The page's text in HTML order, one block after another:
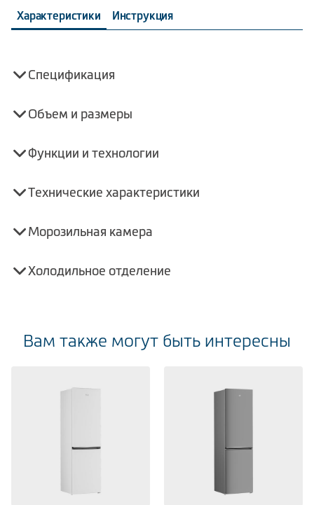
Характеристики Инструкция
Спецификация
Объем и размеры
Функции и технологии
Технические характеристики
Морозильная камера
Холодильное отделение
Вам также могут быть интересны